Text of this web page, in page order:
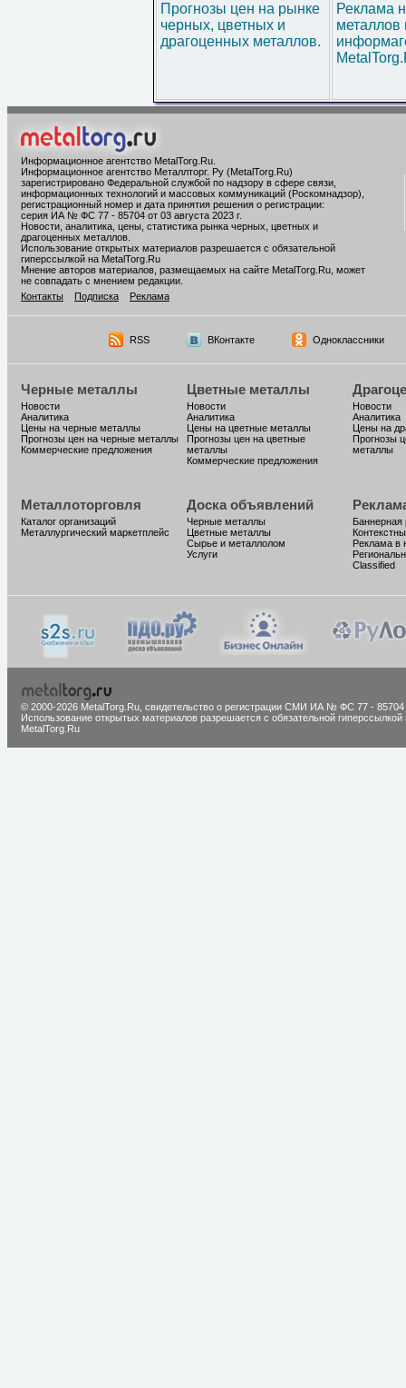
Прогнозы цен на рынке
черных, цветных и
драгоценных металлов.
Реклама
металлов
Информационное агентство MetalTorg.Ru
Информационное агентство Металлторг. Ру (MetalTorg.Ru)
зарегистрировано Федеральной службой по надзору в сфере связи,
информационных технологий и массовых коммуникаций (Роскомнадзор),
регистрационный номер и дата принятия решения о регистрации:
серия ИА № ФС 77 - 85704 от 03 августа 2023 г.
Новости, аналитика, цены, статистика рынка черных, цветных и
драгоценных металлов.
Использование открытых материалов разрешается с обязательной
гиперссылкой на MetalTorg.Ru
Мнение авторов материалов, размещаемых на сайте MetalTorg.Ru, может
не совпадать с мнением редакции.
Контакты
Подписка Реклама
RSS ВКонтакте Одноклассники
Черные металлы
Новости
Аналитика
Цены на черные металлы
Прогнозы цен на черные металлы
Коммерческие предложения
Цветные металлы
Новости
Аналитика
Цены на цветные металлы
Прогнозы цен на цветные
металлы
Коммерческие предложения
Новости
Аналитика
Цены на
Прогнозы
металлы
Металлоторговля
Каталог организаций
Металлургический маркетплейс
Доска объявлений
Черные металлы
Цветные металлы
Сырье и металлолом
Услуги
Баннерная
Реклама в
Classified
© 2000-2026 MetalTorg.Ru, cвидетельство о регистрации СМИ ИА № ФС 77 - 85704
Использование открытых материалов разрешается с обязательной гиперссылкой
MetalTorg.Ru